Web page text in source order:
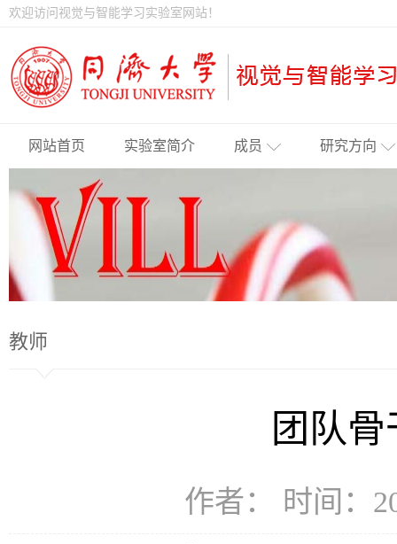
欢迎访问视觉与智能学习实验室网站！
网站首页 实验室简介 成员 研究方向
教师
团队
作者： 时间：